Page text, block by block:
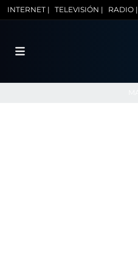
INTERNET | TELEVISIÓN | RADIO |